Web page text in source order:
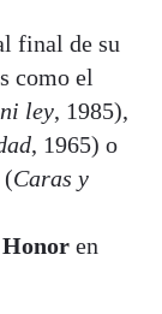
final de su
como el
ley, 1985),
, 1965) o
(Caras y
Honor en